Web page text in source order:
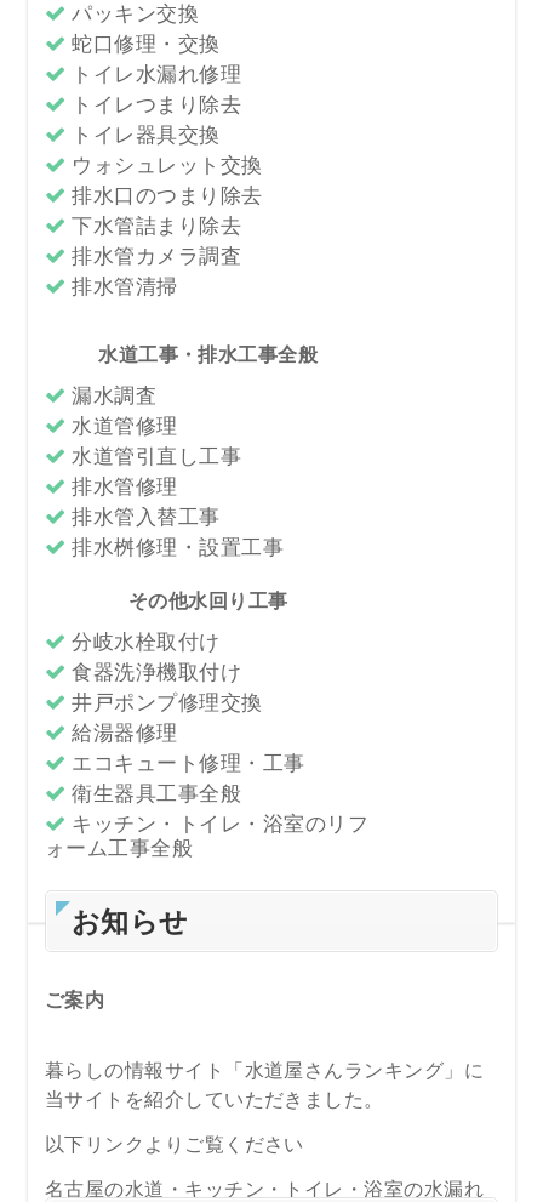
パッキン交換
蛇口修理・交換
トイレ水漏れ修理
トイレつまり除去
トイレ器具交換
ウォシュレット交換
排水口のつまり除去
下水管詰まり除去
排水管カメラ調査
排水管清掃
水道工事・排水工事全般
漏水調査
水道管修理
水道管引直し工事
排水管修理
排水管入替工事
排水桝修理・設置工事
その他水回り工事
分岐水栓取付け
食器洗浄機取付け
井戸ポンプ修理交換
給湯器修理
エコキュート修理・工事
衛生器具工事全般
キッチン・トイレ・浴室のリフ
ォーム工事全般
お知らせ
ご案内
暮らしの情報サイト「水道屋さんランキング」に
当サイトを紹介していただきました。
以下リンクよりご覧ください
名古屋の水道・キッチン・トイレ・浴室の水漏れ